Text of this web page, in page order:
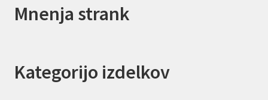
Mnenja strank
Kategorijo izdelkov